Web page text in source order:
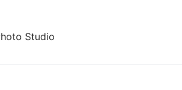
Studio